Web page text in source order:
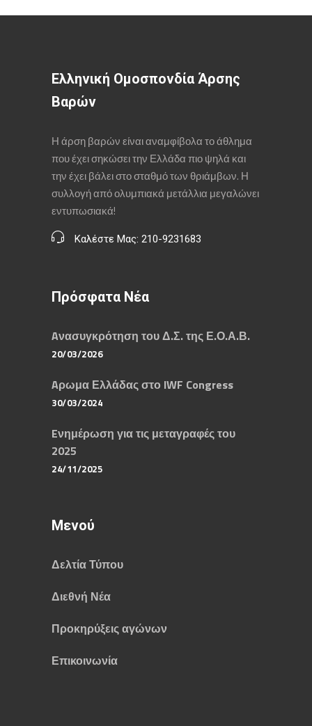
Ελληνική Ομοσπονδία Άρσης
Βαρών
Η άρση βαρών είναι αναμφίβολα το άθλημα
που έχει σηκώσει την Ελλάδα πιο ψηλά και
την έχει βάλει στο σταθμό των θριάμβων. Η
συλλογή από ολυμπιακά μετάλλια μεγαλώνει
εντυπωσιακά!
Καλέστε Μας: 210-9231683
Πρόσφατα Νέα
Aνασυγκρότηση του Δ.Σ. της Ε.Ο.Α.Β.
20/03/2026
Aρωμα Ελλάδας στο IWF Congress
30/03/2024
Eνημέρωση για τις μεταγραφές του
2025
24/11/2025
Μενού
Δελτία Τύπου
Διεθνή Νέα
Προκηρύξεις αγώνων
Επικοινωνία